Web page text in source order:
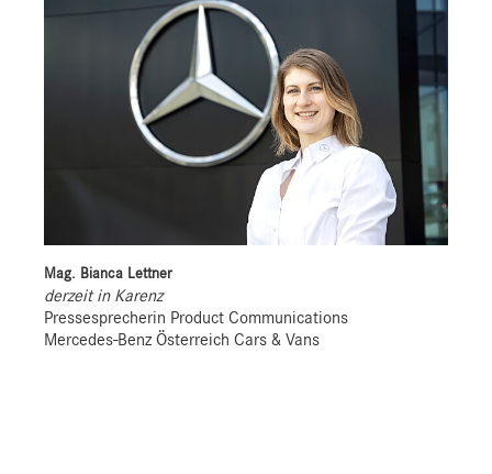
Mag. Bianca Lettner
derzeit in Karenz
Pressesprecherin Product Communications
Mercedes-Benz Österreich Cars & Vans